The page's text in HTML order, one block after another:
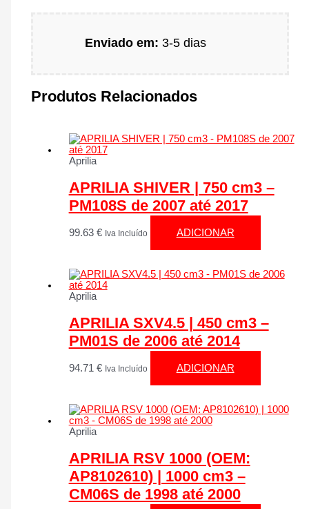
Enviado em: 3-5 dias
Produtos Relacionados
Aprilia
APRILIA SHIVER | 750 cm3 –
PM108S de 2007 até 2017
99.63 € Iva Incluído ADICIONAR
Aprilia
APRILIA SXV4.5 | 450 cm3 –
PM01S de 2006 até 2014
94.71 € Iva Incluído ADICIONAR
Aprilia
APRILIA RSV 1000 (OEM:
AP8102610) | 1000 cm3 –
CM06S de 1998 até 2000